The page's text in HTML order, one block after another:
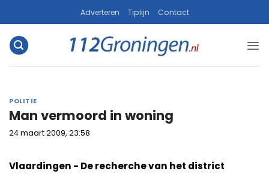
naar
inhoud
Adverteren Tiplijn Contact
POLITIE
Man vermoord in woning
24 maart 2009, 23:58
Vlaardingen - De recherche van het district